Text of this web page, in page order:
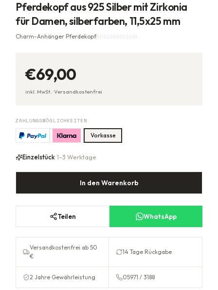
Pferdekopf aus 925 Silber mit Zirkonia
für Damen, silberfarben, 11,5x25 mm
Charm-Anhänger Pferdekopf4051245633184
€69,00
inkl. MwSt. ·Versandkostenfrei
ZAHLUNGSMÖGLICHKEITEN
Vorkasse
Einzelstück· 1–3 Werktage
In den Warenkorb
Teilen WhatsApp
Versandkostenfrei ab 50
€
14 Tage Rückgabe
2 Jahre Gewährleistung 05971 / 3188